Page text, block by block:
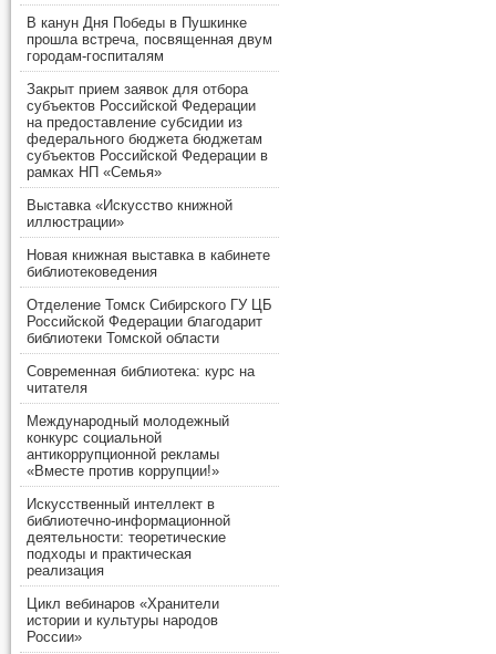
В канун Дня Победы в Пушкинке
прошла встреча, посвященная двум
городам-госпиталям
Закрыт прием заявок для отбора
субъектов Российской Федерации
на предоставление субсидии из
федерального бюджета бюджетам
субъектов Российской Федерации в
рамках НП «Семья»
Выставка «Искусство книжной
иллюстрации»
Новая книжная выставка в кабинете
библиотековедения
Отделение Томск Сибирского ГУ ЦБ
Российской Федерации благодарит
библиотеки Томской области
Современная библиотека: курс на
читателя
Международный молодежный
конкурс социальной
антикоррупционной рекламы
«Вместе против коррупции!»
Искусственный интеллект в
библиотечно-информационной
деятельности: теоретические
подходы и практическая
реализация
Цикл вебинаров «Хранители
истории и культуры народов
России»